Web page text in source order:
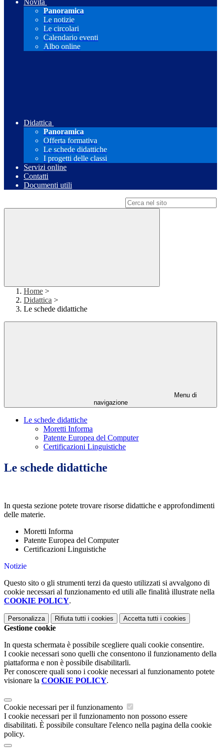
Novità
Panoramica
Le notizie
Le circolari
Calendario eventi
Albo online
Didattica
Panoramica
Offerta formativa
Le schede didattiche
I progetti delle classi
Servizi online
Contatti
Documenti utili
Home >
Didattica >
Le schede didattiche
Menu di
navigazione
Le schede didattiche
Moretti Informa
Patente Europea del Computer
Certificazioni Linguistiche
Le schede didattiche
In questa sezione potete trovare risorse didattiche e approfondimenti
delle materie.
Moretti Informa
Patente Europea del Computer
Certificazioni Linguistiche
Notizie
Questo sito o gli strumenti terzi da questo utilizzati si avvalgono di
cookie necessari al funzionamento ed utili alle finalità illustrate nella
COOKIE POLICY.
Personalizza Rifiuta tutti i cookies Accetta tutti i cookies
Gestione cookie
In questa schermata è possibile scegliere quali cookie consentire.
I cookie necessari sono quelli che consentono il funzionamento della
piattaforma e non è possibile disabilitarli.
Per conoscere quali sono i cookie necessari al funzionamento potete
visionare la COOKIE POLICY.
Cookie necessari per il funzionamento
I cookie necessari per il funzionamento non possono essere
disabilitati. È possibile consultare l'elenco nella pagina della cookie
policy.